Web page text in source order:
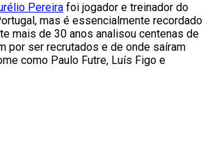
Pereira foi jogador e treinador do
mas é essencialmente recordado
mais de 30 anos analisou centenas de
por ser recrutados e de onde saíram
como Paulo Futre, Luís Figo e